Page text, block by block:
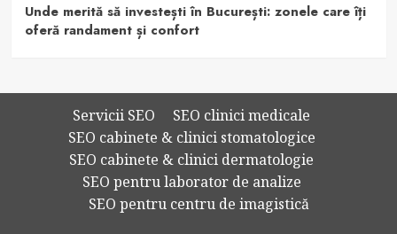
Unde merită să investești în București: zonele care îți
oferă randament și confort
Servicii SEO
SEO clinici medicale
SEO cabinete & clinici stomatologice
SEO cabinete & clinici dermatologie
SEO pentru laborator de analize
SEO pentru centru de imagistică